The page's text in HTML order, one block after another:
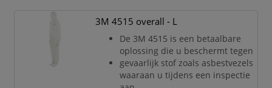
warmtestress en de hele dag
Uitstekende barrière tegen droge
deeltjes en bepaalde chemische
spetters (CE Type 5/6)
Stevig, zeer adem
3M 4515 overall - L
De 3M 4515 is een betaalbare
oplossing die u beschermt tegen
gevaarlijk stof zoals asbestvezels
waaraan u tijdens een inspectie